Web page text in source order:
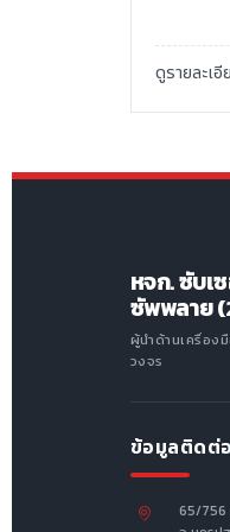
ดูรายละเ
หจก. ซับเ
ซัพพลาย
ผู้นำด้านเครื่อง
วงจร
ข้อมูลติดต่อ
65/756